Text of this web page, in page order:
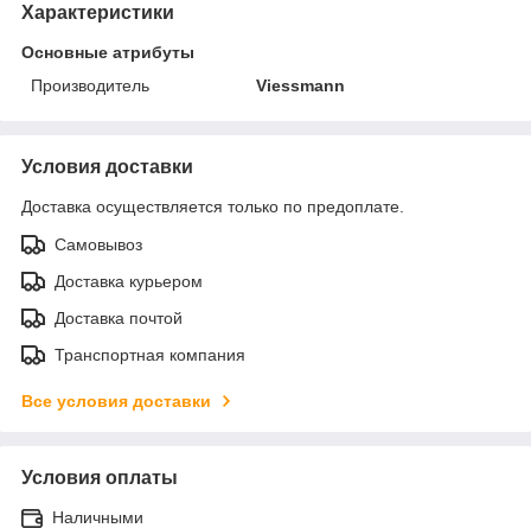
Характеристики
Основные атрибуты
Производитель
Viessmann
Условия доставки
Доставка осуществляется только по предоплате.
Самовывоз
Доставка курьером
Доставка почтой
Транспортная компания
Все условия доставки
Условия оплаты
Наличными